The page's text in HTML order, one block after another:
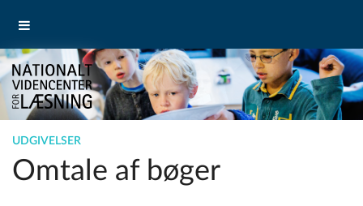
UDGIVELSER
Omtale af bøger